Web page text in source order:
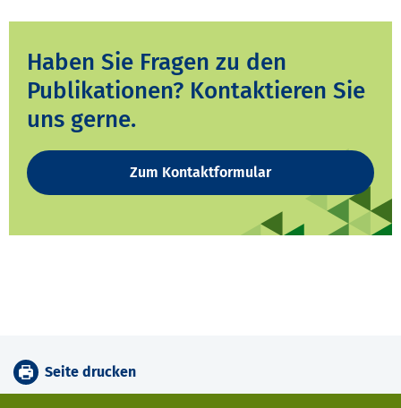
Haben Sie Fragen zu den
Publikationen? Kontaktieren Sie
uns gerne.
Zum Kontaktformular
Seite drucken